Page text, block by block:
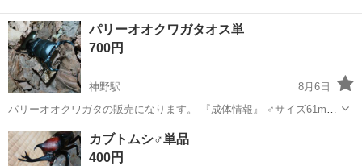
パリーオオクワガタオス単
700円
神野駅
8月6日
パリーオオクワガタの販売になります。 『成体情報』 ♂サイズ61mm
大特価ぜひお買い求めください 成虫になってから一年ほど経過してい
ますので寿命などが少し短い点もあり値下げしました。
兵庫 加古川市 神野駅 その他
カブトムシ♂単品
400円